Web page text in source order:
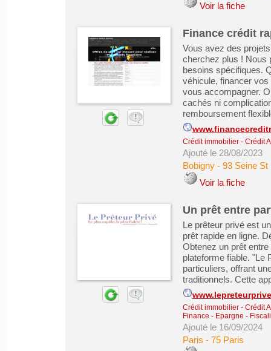
Voir la fiche
Finance crédit
Vous avez des
cherchez plus ! Nous
besoins spécifiques.
véhicule, financer
vous accompagner.
cachés ni
remboursement
Crédit immobilier- Crédit
Ajouté le 28/08/2023
Bobigny- 93 Seine St
Voir la fiche
Un prêt entre
Le prêteur privé est
prêt rapide en ligne.
Obtenez un prêt
plateforme fiable. "Le
particuliers, offrant
traditionnels. Cette
Crédit immobilier- Crédit
Finance - Epargne -
Ajouté le 16/09/2024
Paris - 75 Paris